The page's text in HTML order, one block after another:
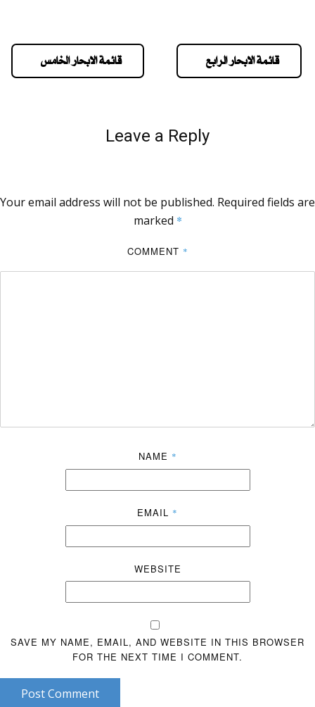
قائمة الابحار الخامس قائمة الابحار الرابع
Leave a Reply
Your email address will not be published. Required fields are
marked *
COMMENT *
NAME *
EMAIL *
WEBSITE
SAVE MY NAME, EMAIL, AND WEBSITE IN THIS BROWSER
FOR THE NEXT TIME I COMMENT.
Post Comment